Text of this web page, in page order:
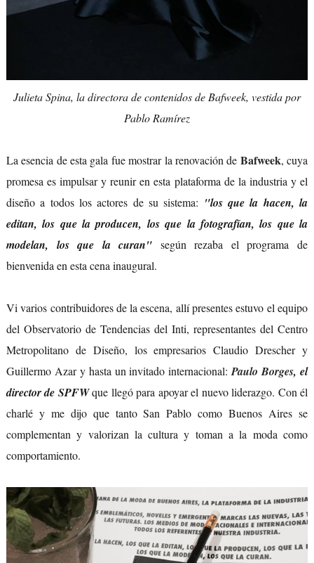
Julieta Spina, la directora de contenidos de Bafweek, vestida por
Pablo Ramírez
La esencia de esta gala fue mostrar la renovación de Bafweek, cuya
promesa es impulsar y reunir en esta plataforma de la industria y el
diseño a todos los actores de su sistema: "los que la hacen, la
editan, los que la producen, los que la fotografían, los que la
modelan, los que la curan" según rezaba el programa de
bienvenida en esta cena inaugural.
Vi varios contribuidores de la escena, allí presentes estuvo el equipo
del Observatorio de Tendencias del Inti, representantes del Centro
Metropolitano de Diseño, los empresarios Claudio Drescher y
Guillermo Azar y hasta un invitado internacional:Paulo Borges, el
director de SPFWque llegó para apoyar el nuevo liderazgo. Con él
charlé y me dijo que tanto San Pablo como Buenos Aires se
complementan y valorizan la cultura y toman a la moda como
comportamiento.